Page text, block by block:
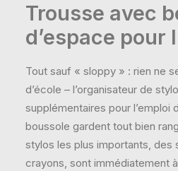
Trousse avec
d’espace pour
Tout sauf « sloppy » : rien ne
d’école – l’organisateur de
supplémentaires pour l’emploi
boussole gardent tout bien
stylos les plus importants, des
crayons, sont immédiatement